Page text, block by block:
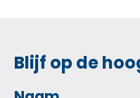
Blijf op de